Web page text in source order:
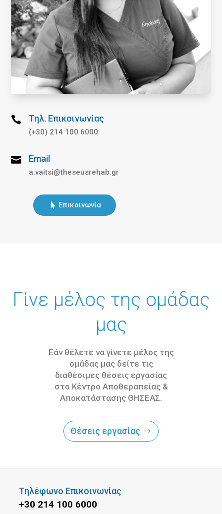
 Τηλ. Επικοινωνίας
(+30) 214 100 6000
 Email
a.vaitsi@theseusrehab.gr
Επικοινωνία
Γίνε μέλος της ομάδας
μας
Εάν θέλετε να γίνετε μέλος της
ομάδας μας δείτε τις
διαθέσιμες θέσεις εργασίας
στο Κέντρο Αποθεραπείας &
Αποκατάστασης ΘΗΣΕΑΣ.
Θέσεις εργασίας
Τηλέφωνο Επικοινωνίας
+30 214 100 6000